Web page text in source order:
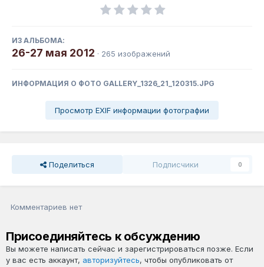
ИЗ АЛЬБОМА:
26-27 мая 2012 · 265 изображений
ИНФОРМАЦИЯ О ФОТО GALLERY_1326_21_120315.JPG
Просмотр EXIF информации фотографии
Поделиться Подписчики 0
Комментариев нет
Присоединяйтесь к обсуждению
Вы можете написать сейчас и зарегистрироваться позже. Если
у вас есть аккаунт, авторизуйтесь, чтобы опубликовать от